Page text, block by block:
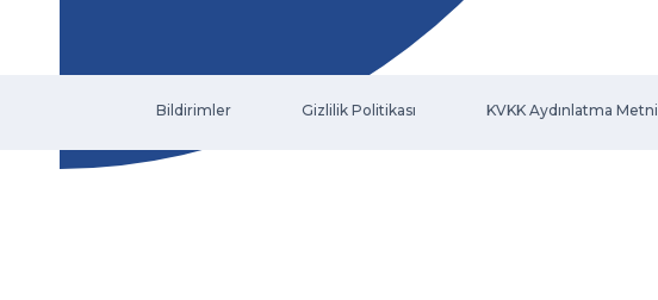
Bildirimler Gizlilik Politikası KVKK Aydınlatma Metni